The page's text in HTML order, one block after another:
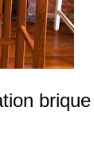
brique